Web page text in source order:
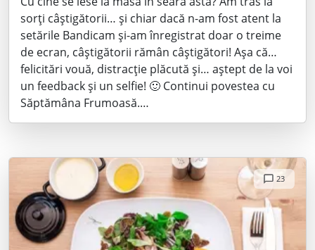
sorți câștigătorii… și chiar dacă n-am fost atent la
setările Bandicam și-am înregistrat doar o treime
de ecran, câștigătorii rămân câștigători! Așa că…
felicitări vouă, distracție plăcută și… aștept de la voi
un feedback și un selfie! 🙂 Continui povestea cu
Săptămâna Frumoasă.…
23